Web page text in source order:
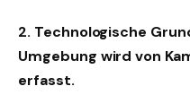
2. Technologische
Umgebung wird von
erfasst.